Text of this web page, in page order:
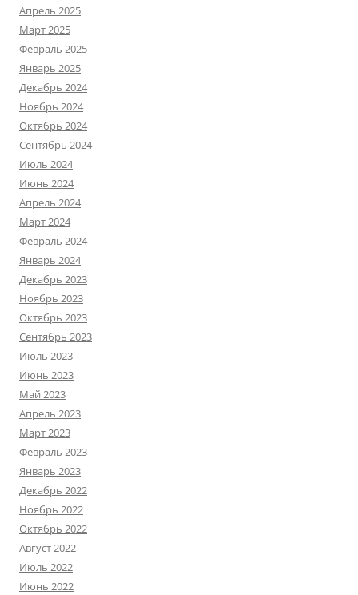
Апрель 2025
Март 2025
Февраль 2025
Январь 2025
Декабрь 2024
Ноябрь 2024
Октябрь 2024
Сентябрь 2024
Июль 2024
Июнь 2024
Апрель 2024
Март 2024
Февраль 2024
Январь 2024
Декабрь 2023
Ноябрь 2023
Октябрь 2023
Сентябрь 2023
Июль 2023
Июнь 2023
Май 2023
Апрель 2023
Март 2023
Февраль 2023
Январь 2023
Декабрь 2022
Ноябрь 2022
Октябрь 2022
Август 2022
Июль 2022
Июнь 2022